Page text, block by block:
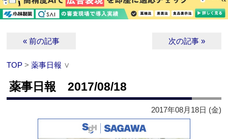
« 前の記事 次の記事 »
TOP >薬事日報 ∨
薬事日報 2017/08/18
2017年08月18日 (金)